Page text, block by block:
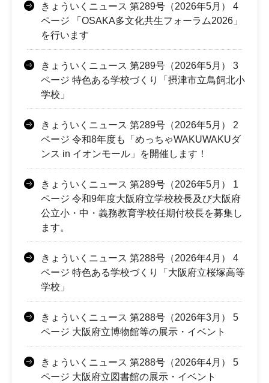
きょういくニュース 第289号（2026年5月） 4
ページ 「OSAKA多文化共生フォーラム2026」
を行います
きょういくニュース 第289号（2026年5月） 3
ページ 特色ある学校づくり「摂津市立鳥飼北小
学校」
きょういくニュース 第289号（2026年5月） 2
ページ 令和8年度も「めっちゃWAKUWAKUダ
ンス in イオンモール」を開催します！
きょういくニュース 第289号（2026年5月） 1
ページ 令和9年度大阪府立学校校長及び大阪府
公立小・中・義務教育学校任期付校長を募集し
ます。
きょういくニュース 第288号（2026年4月） 4
ページ 特色ある学校づくり「大阪府立桜塚高等
学校」
きょういくニュース 第288号（2026年3月） 5
ページ 大阪府立博物館等の展示・イベント
きょういくニュース 第288号（2026年4月） 5
ページ 大阪府立図書館の展示・イベント